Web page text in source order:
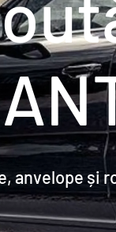
anvelope și